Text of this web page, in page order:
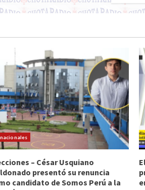
nacionales
– César Usquiano
presentó su renuncia
candidato de Somos Perú a la